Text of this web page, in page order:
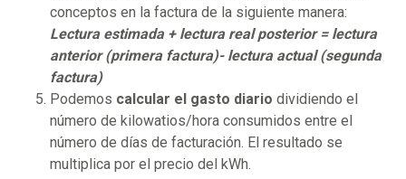
conceptos en la factura de la siguiente manera:
Lectura estimada + lectura real posterior = lectura
anterior (primera factura)- lectura actual (segunda
factura)
Podemos calcular el gasto diario dividiendo el
número de kilowatios/hora consumidos entre el
número de días de facturación. El resultado se
multiplica por el precio del kWh.